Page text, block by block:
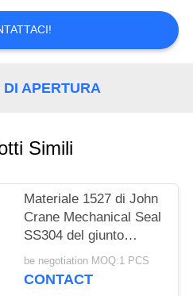
APERTURA
Simili
Materiale 1527 di John
Crane Mechanical Seal
SS304 del giunto
circolare di riparazione
be negotiation MOQ:1 PCS
CONTACT